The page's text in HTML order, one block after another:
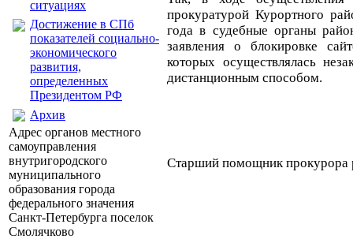
ситуациях
Достижение в СПб
показателей социально-
экономического
развития,
определенных
Президентом РФ
Архив
Адрес органов местного
самоуправления
внутригородского
муниципального
образования города
федерального значения
Санкт-Петербурга поселок
Смолячково
прокуратурой Курортного
года в судебные органы
заявления о блокировке
которых осуществлялась
дистанционным способом.
Старший помощник прокурора